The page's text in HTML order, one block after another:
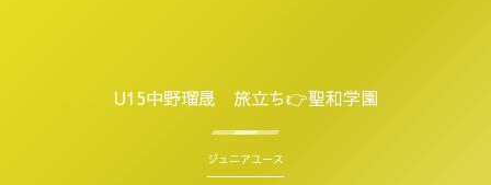
U15中野瑠晟 旅立ち👉聖和学園
ジュニアユース